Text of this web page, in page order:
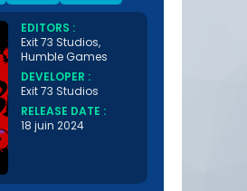
EDITORS :
Exit 73 Studios,
Humble Games
DEVELOPER :
Exit 73 Studios
RELEASE DATE :
18 juin 2024